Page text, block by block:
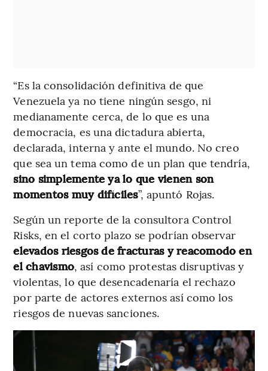
“Es la consolidación definitiva de que
Venezuela ya no tiene ningún sesgo, ni
medianamente cerca, de lo que es una
democracia, es una dictadura abierta,
declarada, interna y ante el mundo. No creo
que sea un tema como de un plan que tendría,
sino simplemente ya lo que vienen son
momentos muy difíciles”, apuntó Rojas.
Según un reporte de la consultora Control
Risks, en el corto plazo se podrían observar
elevados riesgos de fracturas y reacomodo en
el chavismo, así como protestas disruptivas y
violentas, lo que desencadenaría el rechazo
por parte de actores externos así como los
riesgos de nuevas sanciones.